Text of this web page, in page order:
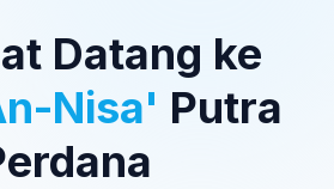
Datang ke
Nisa' Putra